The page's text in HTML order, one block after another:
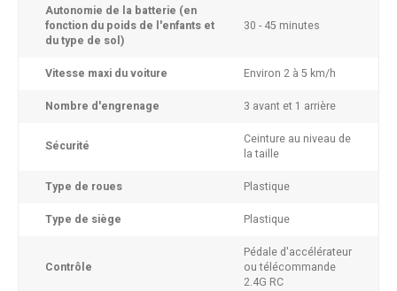
Autonomie de la batterie (en
fonction du poids de l'enfants et
du type de sol)
30 - 45 minutes
Vitesse maxi du voiture Environ 2 à 5 km/h
Nombre d'engrenage 3 avant et 1 arrière
Sécurité
Ceinture au niveau de
la taille
Type de roues Plastique
Type de siège Plastique
Contrôle
Pédale d'accélérateur
ou télécommande
2.4G RC